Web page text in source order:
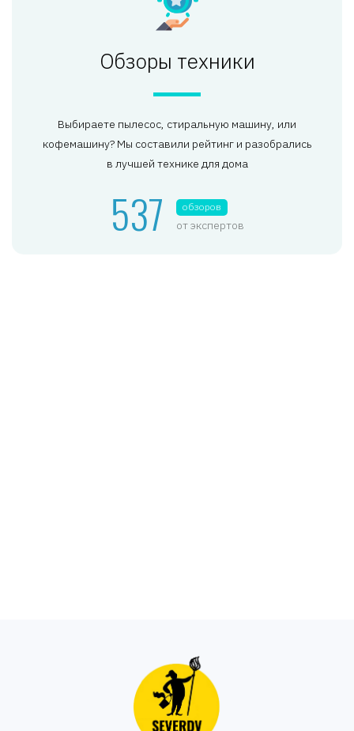
Обзоры техники
Выбираете пылесос, стиральную машину, или
кофемашину? Мы составили рейтинг и разобрались
в лучшей технике для дома
537 обзоров
от экспертов